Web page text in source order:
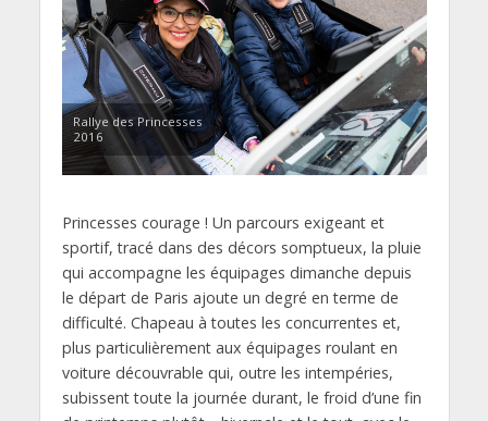
Rallye des Princesses
2016
Princesses courage ! Un parcours exigeant et
sportif, tracé dans des décors somptueux, la pluie
qui accompagne les équipages dimanche depuis
le départ de Paris ajoute un degré en terme de
difficulté. Chapeau à toutes les concurrentes et,
plus particulièrement aux équipages roulant en
voiture découvrable qui, outre les intempéries,
subissent toute la journée durant, le froid d’une fin